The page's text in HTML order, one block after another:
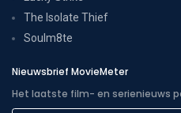
The Isolate Thief
Soulm8te
Nieuwsbrief MovieMeter
Het laatste film- en serienieuws